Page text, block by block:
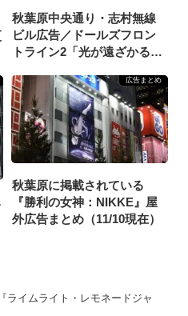
秋葉原中央通り・志村無線
ビル広告／ドールズフロン
トライン2「光が遠ざかる時
（2025/3/20掲載開始）広告まとめ
秋葉原に掲載されている
『勝利の女神：NIKKE』屋
外広告まとめ（11/10現在）
ライムライト・レモネードジャ